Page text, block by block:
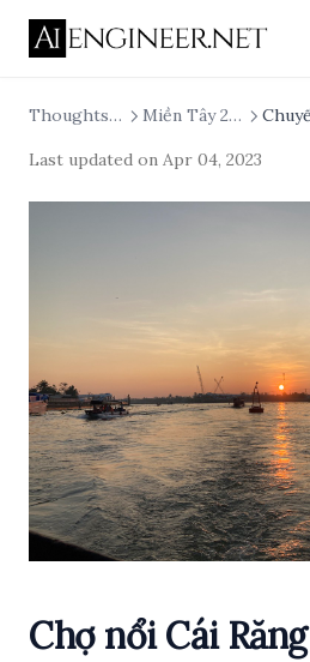
Thoughts On Miền Tây 2023
Last updated on Apr 04, 2023
Chợ nổi Cái Răng